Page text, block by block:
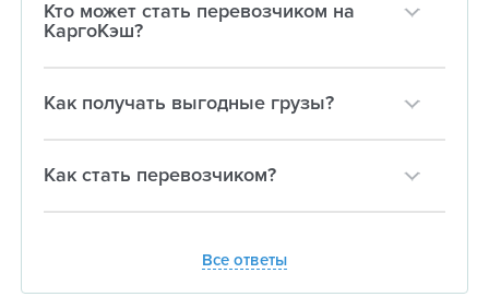
Кто может стать перевозчиком на
КаргоКэш?
Как получать выгодные грузы?
Как стать перевозчиком?
Все ответы